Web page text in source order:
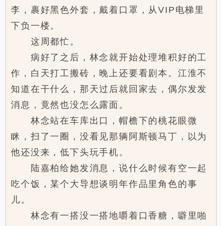
李，裹好黑色外套，戴着口罩，从VIP电梯里
下负一楼。
这周都忙。
病好了之后，林念就开始处理堆积好的工
作，白天打工搬砖，晚上还要看剧本。江淮不
知道在干什么，那天过后就回家去，偶尔发发
消息，竟然也没怎么露面。
林念站在车库出口，帽檐下的桃花眼微
眯，扫了一圈，没看见那辆阿斯顿马丁，以为
他还没来，低下头玩手机。
陆嘉柏给她发消息，说什么时候有空一起
吃个饭，某个大导想谈明年作品里角色的事
儿。
林念有一搭没一搭地嚼着口香糖，噼里啪